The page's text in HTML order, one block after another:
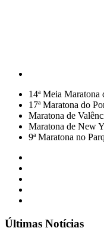
14ª Meia Maratona
17ª Maratona do
Maratona de
Maratona de New
9ª Maratona no
Últimas Notícias